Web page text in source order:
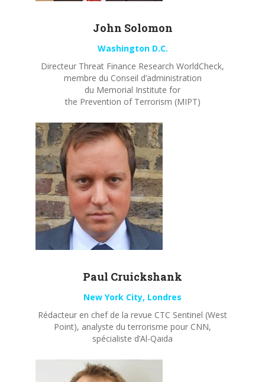
John Solomon
Washington D.C.
Directeur Threat Finance Research WorldCheck,
membre du Conseil d’administration
du Memorial Institute for
the Prevention of Terrorism (MIPT)
Paul Cruickshank
New York City, Londres
Rédacteur en chef de la revue CTC Sentinel (West
Point), analyste du terrorisme pour CNN,
spécialiste d’Al-Qaida